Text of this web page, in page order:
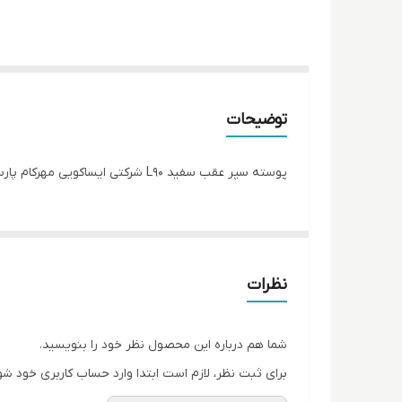
توضیحات
پوسته سپر عقب سفید L90 شرکتی ایساکویی مهرکام پارس
نظرات
شما هم درباره این محصول نظر خود را بنویسید.
برای ثبت نظر، لازم است ابتدا وارد حساب کاربری خود